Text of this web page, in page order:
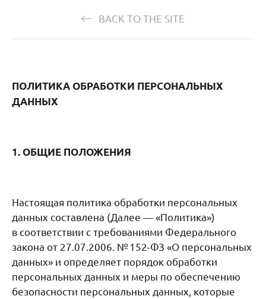
BACK TO THE SITE
ПОЛИТИКА ОБРАБОТКИ ПЕРСОНАЛЬНЫХ
ДАННЫХ
1. ОБЩИЕ ПОЛОЖЕНИЯ
Настоящая политика обработки персональных
данных составлена (Далее — «Политика»)
в соответствии с требованиями Федерального
закона от 27.07.2006. № 152-ФЗ «О персональных
данных» и определяет порядок обработки
персональных данных и меры по обеспечению
безопасности персональных данных, которые